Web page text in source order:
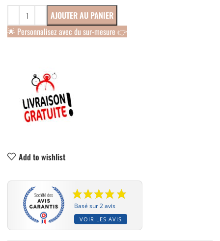
AJOUTER AU PANIER
🌟 Personnalisez avec du sur-mesure 👉
Add to wishlist
Basé sur 2 avis
VOIR LES AVIS